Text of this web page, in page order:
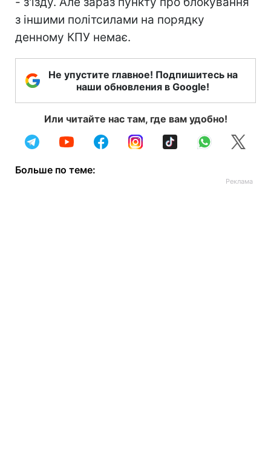
з іншими політсилами на порядку
денному КПУ немає.
Не упустите главное! Подпишитесь на
наши обновления в Google!
Или читайте нас там, где вам удобно!
Больше по теме: